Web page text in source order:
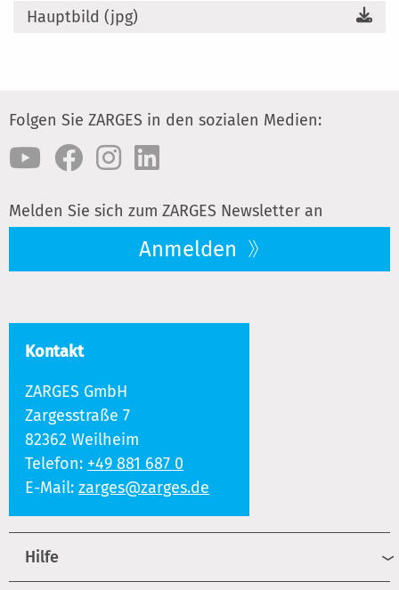
Hauptbild (jpg)
Folgen Sie ZARGES in den sozialen Medien:
Melden Sie sich zum ZARGES Newsletter an
Anmelden
Kontakt
ZARGES GmbH
Zargesstraße 7
82362 Weilheim
Telefon: +49 881 687 0
E-Mail: zarges@zarges.de
Hilfe